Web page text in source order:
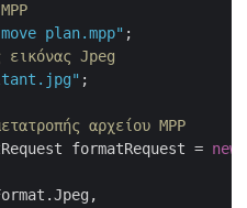
move plan.mpp"
Jpeg
;
αρχείου MPP
formatRequest = new